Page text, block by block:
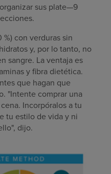
sus plate—9
con verduras sin
y, por lo tanto, no
sangre. La ventaja es
y fibra dietética.
que hagan que
"Intente comprar una
Incorpóralos a tu
tu estilo de vida y ni
dijo.